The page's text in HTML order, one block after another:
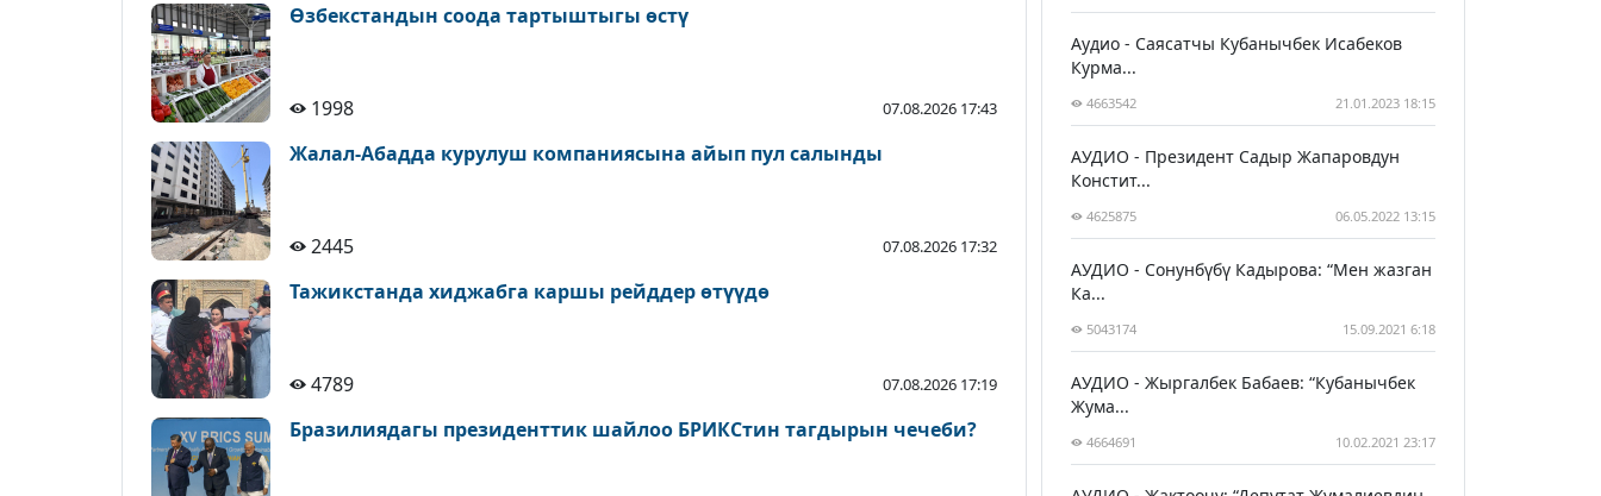
Өзбекстандын соода тартыштыгы өстү
1998 07.08.2026 17:43
Жалал-Абадда курулуш компаниясына айып пул салынды
2445 07.08.2026 17:32
Тажикстанда хиджабга каршы рейддер өтүүдө
4789 07.08.2026 17:19
Бразилиядагы президенттик шайлоо БРИКСтин тагдырын чечеби?
Аудио - Саясатчы Кубанычбек Исабеков
Курма...
4663542 21.01.2023 18:15
АУДИО - Президент Садыр Жапаровдун
Констит...
4625875 06.05.2022 13:15
АУДИО - Сонунбүбү Кадырова: “Мен жазган
Ка...
5043174 15.09.2021 6:18
АУДИО - Жыргалбек Бабаев: “Кубанычбек
Жума...
4664691 10.02.2021 23:17